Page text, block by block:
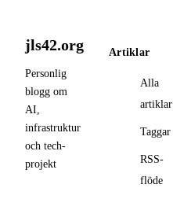
jls42.org
Personlig
blogg om
AI,
infrastruktur
och tech-
projekt
Artiklar
Alla
artiklar
Taggar
RSS-
flöde